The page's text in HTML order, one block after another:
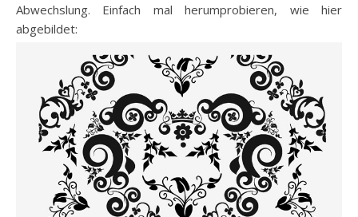
Abwechslung. Einfach mal herumprobieren, wie hier
abgebildet: